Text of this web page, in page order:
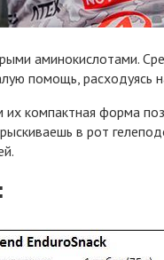
аминокислотами.
помощь,
компактная форма
в рот